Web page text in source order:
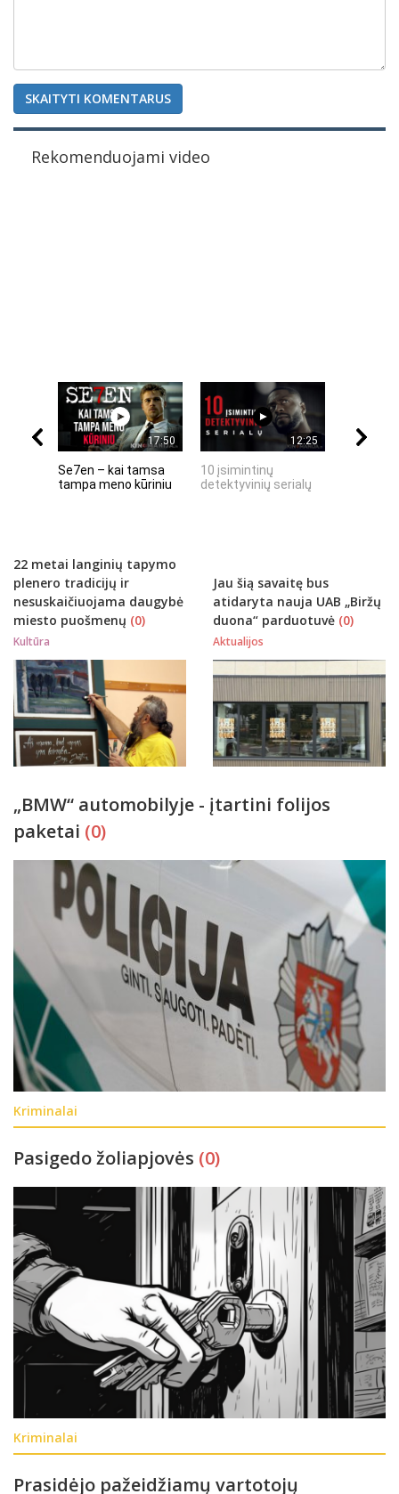
SKAITYTI KOMENTARUS
Rekomenduojami video
17:50
Se7en – kai tamsa
tampa meno kūriniu
12:25
10 įsimintinų
detektyvinių serialų
22 metai langinių tapymo
plenero tradicijų ir
nesuskaičiuojama daugybė
miesto puošmenų (0)
Kultūra
Jau šią savaitę bus
atidaryta nauja UAB „Biržų
duona“ parduotuvė (0)
Aktualijos
„BMW“ automobilyje - įtartini folijos
paketai (0)
Kriminalai
Pasigedo žoliapjovės (0)
Kriminalai
Prasidėjo pažeidžiamų vartotojų